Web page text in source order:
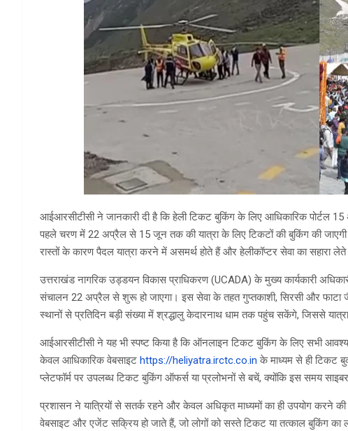
आईआरसीटीसी ने जानकारी दी है कि हेली टिकट बुकिंग के लिए आधिकारिक पोर्टल
पहले चरण में 22 अप्रैल से 15 जून तक की यात्रा के लिए टिकटों की बुकिंग की
रास्तों के कारण पैदल यात्रा करने में असमर्थ होते हैं और हेलीकॉप्टर सेवा का सहारा लेते
उत्तराखंड नागरिक उड्डयन विकास प्राधिकरण (UCADA) के मुख्य कार्यकारी
संचालन 22 अप्रैल से शुरू हो जाएगा। इस सेवा के तहत गुप्तकाशी, सिरसी और
स्थानों से प्रतिदिन बड़ी संख्या में श्रद्धालु केदारनाथ धाम तक पहुंच सकेंगे, जिससे
आईआरसीटीसी ने यह भी स्पष्ट किया है कि ऑनलाइन टिकट बुकिंग के लिए सभी
केवल आधिकारिक वेबसाइट https://heliyatra.irctc.co.in के माध्यम से ही टिकट
प्लेटफॉर्म पर उपलब्ध टिकट बुकिंग ऑफर्स या प्रलोभनों से बचें, क्योंकि इस समय
प्रशासन ने यात्रियों से सतर्क रहने और केवल अधिकृत माध्यमों का ही उपयोग करने
वेबसाइट और एजेंट सक्रिय हो जाते हैं, जो लोगों को सस्ते टिकट या तत्काल बुकिंग का